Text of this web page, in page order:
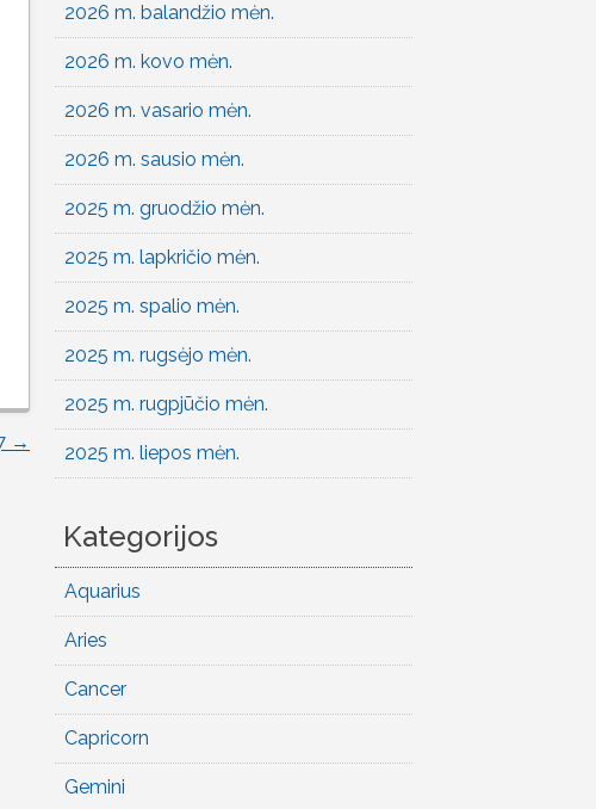
→
2026 m. balandžio mėn.
2026 m. kovo mėn.
2026 m. vasario mėn.
2026 m. sausio mėn.
2025 m. gruodžio mėn.
2025 m. lapkričio mėn.
2025 m. spalio mėn.
2025 m. rugsėjo mėn.
2025 m. rugpjūčio mėn.
2025 m. liepos mėn.
Kategorijos
Aquarius
Aries
Cancer
Capricorn
Gemini